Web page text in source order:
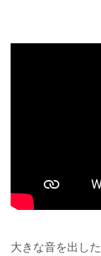
大きな音を出し